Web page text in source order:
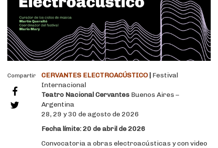
Compartir CERVANTES ELECTROACÚSTICO| Festival
Internacional
Teatro Nacional Cervantes Buenos Aires –
Argentina
28, 29 y 30 de agosto de 2026
Fecha límite: 20 de abril de 2026
Convocatoria a obras electroacústicas y con video